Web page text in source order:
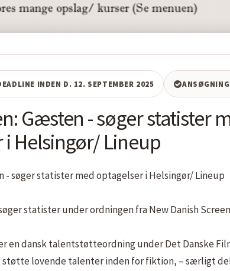
INDEN D. 12. SEPTEMBER 2025 ANSØGNING
Gæsten - søger statister
i Helsingør/ Lineup
- søger statister med optagelser i Helsingør/ Lineup
statister under ordningen fra New Danish
en dansk talentstøtteordning under Det Danske
støtte lovende talenter inden for fiktion, – særligt